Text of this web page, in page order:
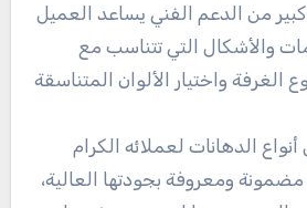
من الدعم الفني يساعد العميل
والأشكال التي تتناسب مع
الغرفة واختيار الألوان المتناسقة
الدهانات لعملائه الكرام
ومعروفة بجودتها العالية،